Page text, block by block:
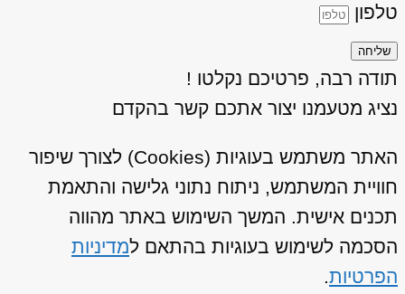
טלפון
שליחה
תודה רבה, פרטיכם נקלטו !
נציג מטעמנו יצור אתכם קשר בהקדם
האתר משתמש בעוגיות (Cookies) לצורך שיפור
חוויית המשתמש, ניתוח נתוני גלישה והתאמת
תכנים אישית. המשך השימוש באתר מהווה
הסכמה לשימוש בעוגיות בהתאם למדיניות
הפרטיות.